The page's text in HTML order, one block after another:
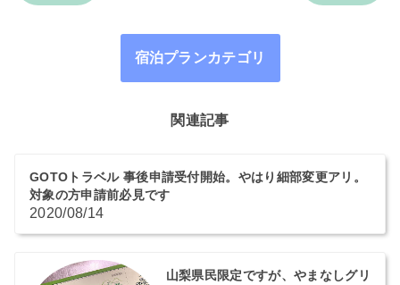
宿泊プランカテゴリ
関連記事
GOTOトラベル 事後申請受付開始。やはり細部変更アリ。
対象の方申請前必見です
2020/08/14
山梨県民限定ですが、やまなしグリ